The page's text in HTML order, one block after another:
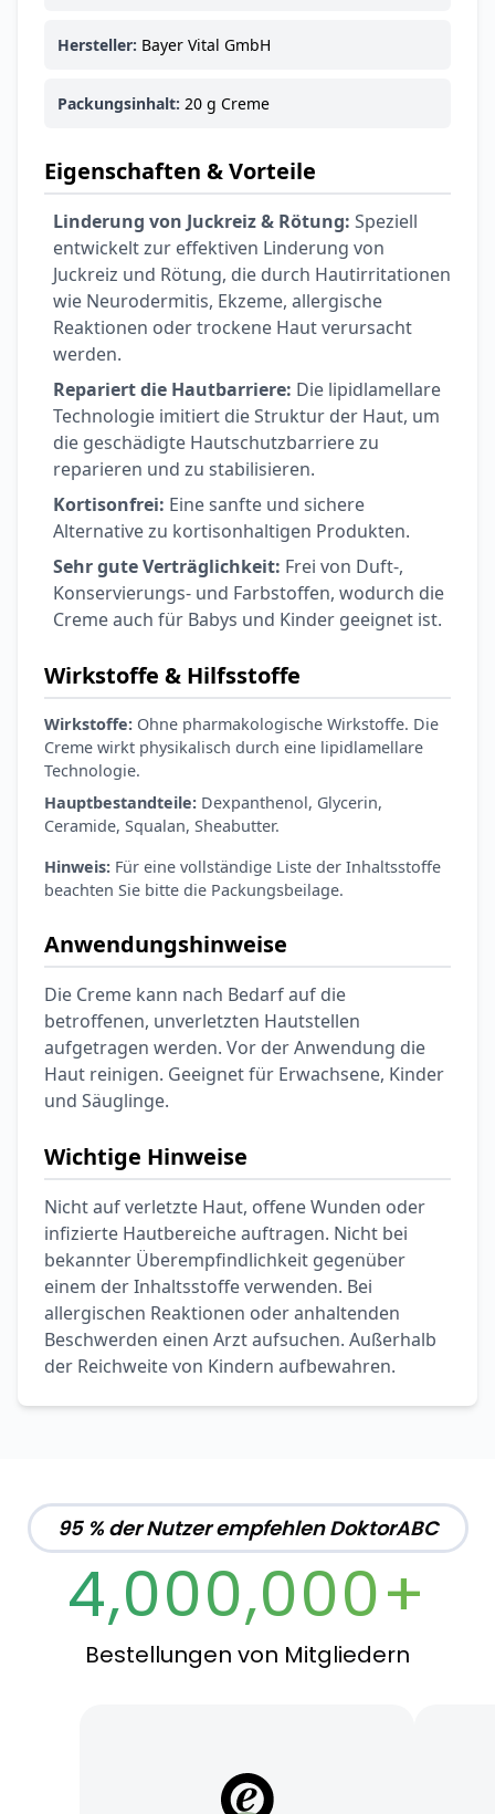
ARZNEIMITTEL & GESUNDHEIT
Alkoholtupfer,
ARZNEIMITTEL & GESUNDHEIT
Lefax® extra
Kautabletten
7,69 € 8,09 € -5%
ARZNEIMITTEL & GESUNDHEIT
Hametum
Hämorrhoidensalbe:
Bei Hämorrhoiden
12,04 €
Nach Marke kaufen
Hersteller: Bayer Vital GmbH
Packungsinhalt: 20 g Creme
Eigenschaften & Vorteile
Linderung von Juckreiz & Rötung: Speziell
entwickelt zur effektiven Linderung von
Juckreiz und Rötung, die durch Hautirritationen
wie Neurodermitis, Ekzeme, allergische
Reaktionen oder trockene Haut verursacht
werden.
Repariert die Hautbarriere: Die lipidlamellare
Technologie imitiert die Struktur der Haut, um
die geschädigte Hautschutzbarriere zu
reparieren und zu stabilisieren.
Kortisonfrei: Eine sanfte und sichere
Alternative zu kortisonhaltigen Produkten.
Sehr gute Verträglichkeit: Frei von Duft-,
Konservierungs- und Farbstoffen, wodurch die
Creme auch für Babys und Kinder geeignet ist.
Wirkstoffe & Hilfsstoffe
Wirkstoffe: Ohne pharmakologische Wirkstoffe. Die
Creme wirkt physikalisch durch eine lipidlamellare
Technologie.
Hauptbestandteile: Dexpanthenol, Glycerin,
Ceramide, Squalan, Sheabutter.
Hinweis: Für eine vollständige Liste der Inhaltsstoffe
beachten Sie bitte die Packungsbeilage.
Anwendungshinweise
Die Creme kann nach Bedarf auf die
betroffenen, unverletzten Hautstellen
aufgetragen werden. Vor der Anwendung die
Haut reinigen. Geeignet für Erwachsene, Kinder
und Säuglinge.
Wichtige Hinweise
Nicht auf verletzte Haut, offene Wunden oder
infizierte Hautbereiche auftragen. Nicht bei
bekannter Überempfindlichkeit gegenüber
einem der Inhaltsstoffe verwenden. Bei
allergischen Reaktionen oder anhaltenden
Beschwerden einen Arzt aufsuchen. Außerhalb
der Reichweite von Kindern aufbewahren.
95 % der Nutzer empfehlen DoktorABC
4,000,000+
Bestellungen von Mitgliedern